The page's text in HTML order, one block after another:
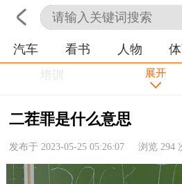
首页 科技
汽车 看书 人物
培训 学习
农业
健康
历史
展开
二茬罪是什么意思
发布于 2023-05-25 05:26:07 浏览294